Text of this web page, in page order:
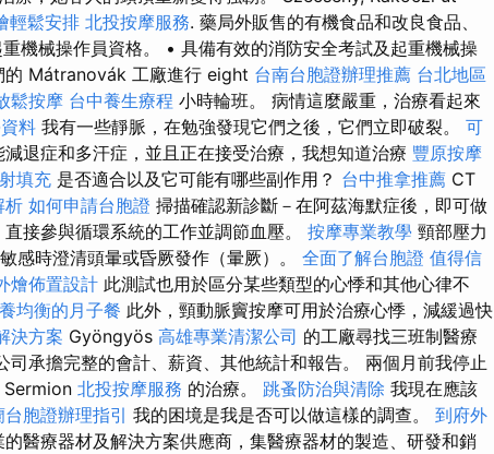
輕鬆安排 北投按摩服務. 藥局外販售的有機食品和改良食品、
機械操作員資格。 • 具備有效的消防安全考試及起重機械操
的 Mátranovák 工廠進行 eight 台南台胞證辦理推薦 台北地區
鬆按摩 台中養生療程 小時輪班。 病情這麼嚴重，治療看起來
料 我有一些靜脈，在勉強發現它們之後，它們立即破裂。 可
退症和多汗症，並且正在接受治療，我想知道治療 豐原按摩
填充 是否適合以及它可能有哪些副作用？ 台中推拿推薦 CT
析 如何申請台胞證 掃描確認新診斷－在阿茲海默症後，即可做
接參與循環系統的工作並調節血壓。 按摩專業教學 頸部壓力
感時澄清頭暈或昏厥發作（暈厥）。 全面了解台胞證 值得信
燴佈置設計 此測試也用於區分某些類型的心悸和其他心律不
均衡的月子餐 此外，頸動脈竇按摩可用於治療心悸，減緩過快
決方案 Gyöngyös 高雄專業清潔公司 的工廠尋找三班制醫療
司承擔完整的會計、薪資、其他統計和報告。 兩個月前我停止
北投按摩服務 的治療。 跳蚤防治與清除 我現在應該
台胞證辦理指引 我的困境是我是否可以做這樣的調查。 到府外
醫療器材及解決方案供應商，集醫療器材的製造、研發和銷